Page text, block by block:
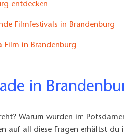
entdecken
Filmfestivals in Brandenburg
Film in Brandenburg
in
Warum wurden im
auf all diese Fragen erhältst